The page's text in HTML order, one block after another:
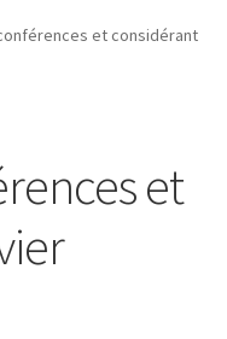
menu
Expand
et considérant
et